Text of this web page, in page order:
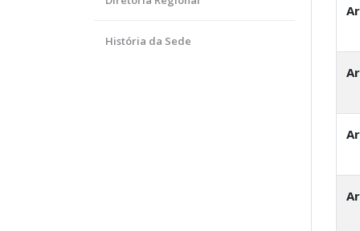
História da Sede